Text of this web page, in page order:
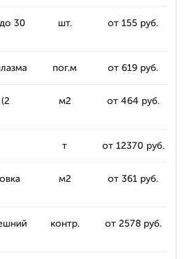
30
шт. от 155 руб.
пог.м от 619 руб.
м2 от 464 руб.
т от 12370 руб.
м2 от 361 руб.
контр. от 2578 руб.